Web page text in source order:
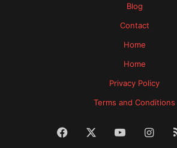
Blog
Contact
Home
Home
Privacy Policy
Terms and Conditions
Facebook YouTube